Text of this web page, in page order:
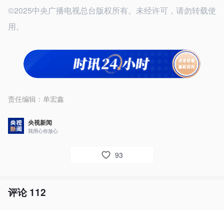
©2025中央广播电视总台版权所有。未经许可，请勿转载使
用。
责任编辑： 单宏鑫
央视新闻
我用心你放心
93
评论112